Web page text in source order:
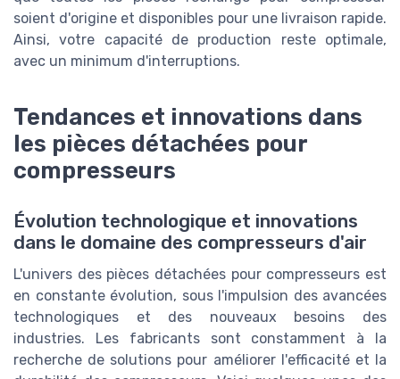
soient d'origine et disponibles pour une livraison rapide.
Ainsi, votre capacité de production reste optimale,
avec un minimum d'interruptions.
Tendances et innovations dans
les pièces détachées pour
compresseurs
Évolution technologique et innovations
dans le domaine des compresseurs d'air
L'univers des pièces détachées pour compresseurs est
en constante évolution, sous l'impulsion des avancées
technologiques et des nouveaux besoins des
industries. Les fabricants sont constamment à la
recherche de solutions pour améliorer l'efficacité et la